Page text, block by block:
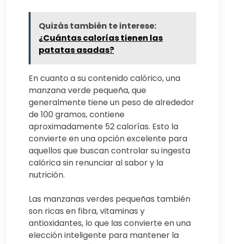
Quizás también te interese:
¿Cuántas calorías tienen las
patatas asadas?
En cuanto a su contenido calórico, una
manzana verde pequeña, que
generalmente tiene un peso de alrededor
de 100 gramos, contiene
aproximadamente 52 calorías. Esto la
convierte en una opción excelente para
aquellos que buscan controlar su ingesta
calórica sin renunciar al sabor y la
nutrición.
Las manzanas verdes pequeñas también
son ricas en fibra, vitaminas y
antioxidantes, lo que las convierte en una
elección inteligente para mantener la